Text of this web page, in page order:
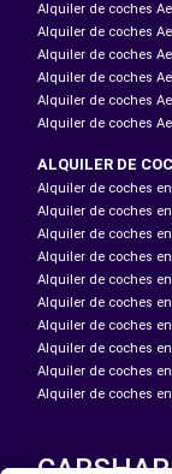
Alquiler de coches
Alquiler de coches
Alquiler de coches
Alquiler de coches
Alquiler de coches
Alquiler de coches
ALQUILER DE
Alquiler de coches
Alquiler de coches
Alquiler de coches
Alquiler de coches
Alquiler de coches
Alquiler de coches
Alquiler de coches
Alquiler de coches
Alquiler de coches
Alquiler de coches